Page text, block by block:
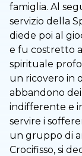
famiglia. Al
servizio della
diede poi al
e fu costretto a
spirituale
un ricovero in
abbandono
indifferente e
servire i
un gruppo di
Crocifisso, si